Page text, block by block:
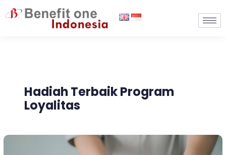
Lewati
ke
Hadiah Terbaik Program
Loyalitas
Membuka